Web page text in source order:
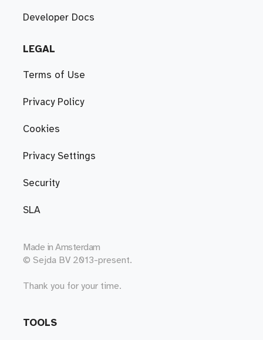
Developer Docs
LEGAL
Terms of Use
Privacy Policy
Cookies
Privacy Settings
Security
SLA
Made in Amsterdam
© Sejda BV 2013-present.
Thank you for your time.
TOOLS